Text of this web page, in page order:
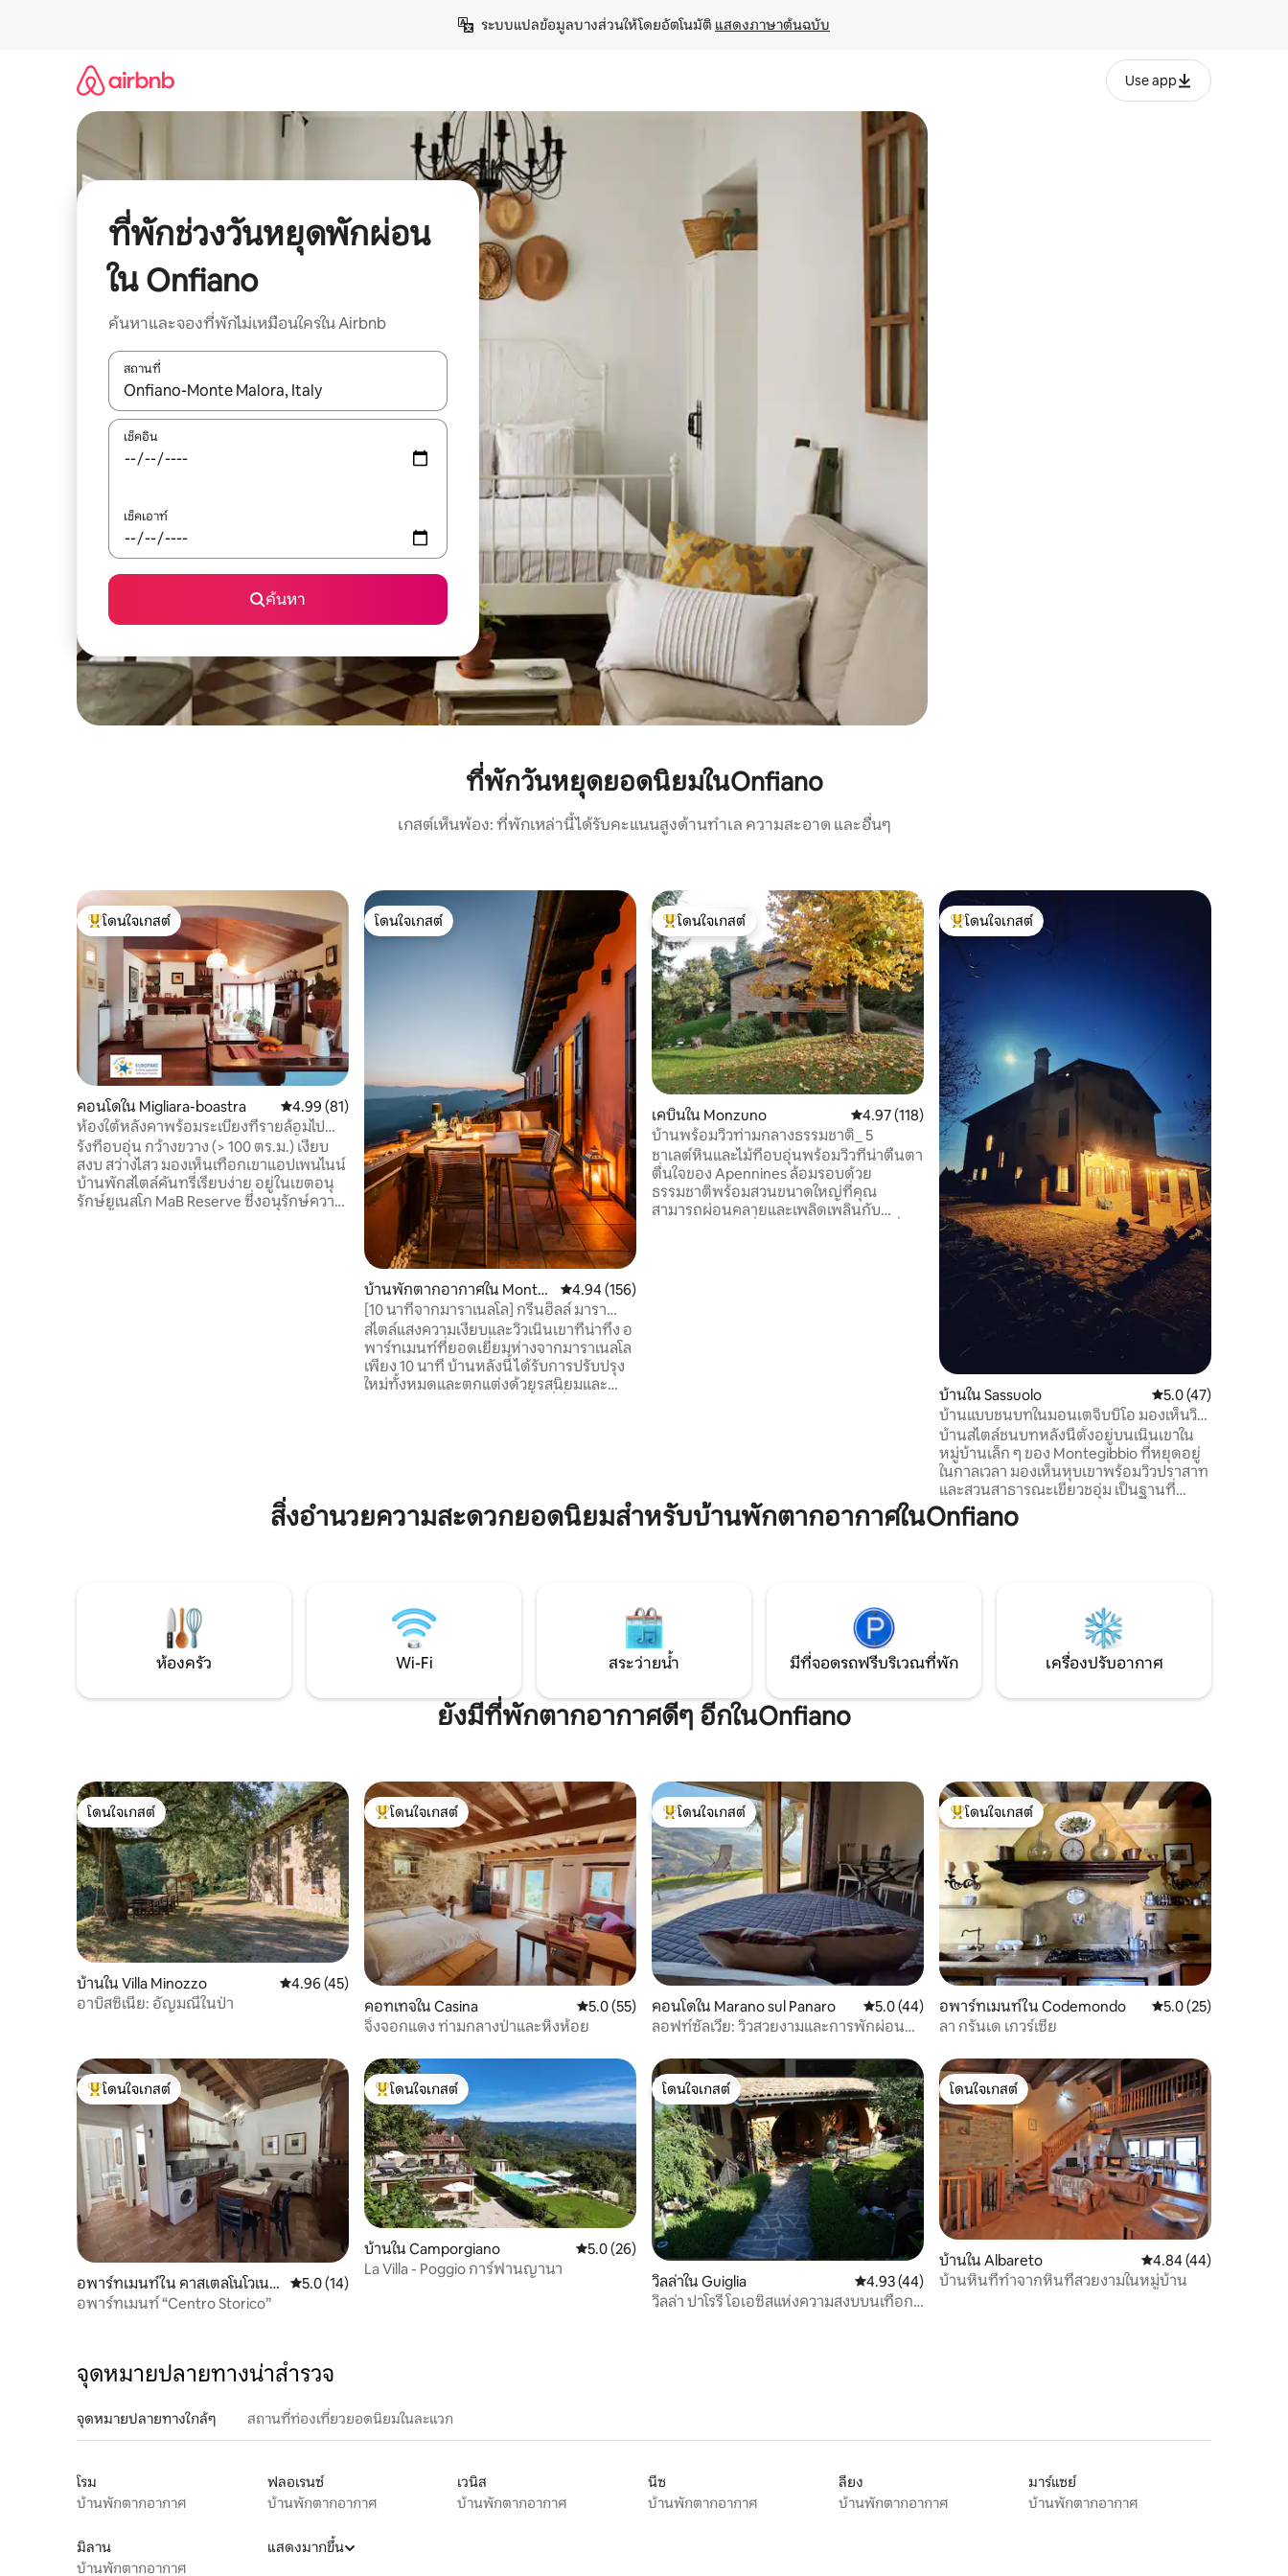
ระบบแปลข้อมูลบางส่วนให้โดยอัตโนมัติ แสดงภาษาต้นฉบับ
Use app
ที่พักช่วงวันหยุดพักผ่อน
ใน Onfiano
ค้นหาและจองที่พักไม่เหมือนใครใน Airbnb
สถานที่
ใช้ลูกศรขึ้นลง หรือใช้การสัมผัสหรือปัด เพื่อสำรวจผลการค้นหา
เช็คอิน
เช็คเอาท์
ค้นหา
ที่พักวันหยุดยอดนิยมในOnfiano
เกสต์เห็นพ้อง: ที่พักเหล่านี้ได้รับคะแนนสูงด้านทำเล ความสะอาด และอื่นๆ
โดนใจเกสต์ที่สุด
โดนใจเกสต์
คอนโดใน Migliara-boastra คะแนนเฉลี่ย 4.99 จาก 5, 81 รีวิว
4.99 (81)
ห้องใต้หลังคาพร้อมระเบียงที่รายล้อมไป
ด้วยต้นไม้สูง 625 เมตรเหนือระดับน้ำทะเล
รังที่อบอุ่น กว้างขวาง (> 100 ตร.ม.) เงียบ
สงบ สว่างไสว มองเห็นเทือกเขาแอปเพนไนน์
บ้านพักสไตล์คันทรี่เรียบง่าย อยู่ในเขตอนุ
รักษ์ยูเนสโก MaB Reserve ซึ่งอนุรักษ์ความ
โดนใจเกสต์
โดนใจเกสต์
บ้านพักตากอากาศใน Monta
gnana
คะแนนเฉลี่ย 4.94 จาก 5, 156 รีวิว
4.94 (156)
[10 นาทีจากมาราเนลโล] กรีนฮิลล์ มารา
เนลโล
สไตล์แสงความเงียบและวิวเนินเขาที่น่าทึ่ง อ
พาร์ทเมนท์ที่ยอดเยี่ยมห่างจากมาราเนลโล
เพียง 10 นาที บ้านหลังนี้ได้รับการปรับปรุง
ใหม่ทั้งหมดและตกแต่งด้วยรสนิยมและ
ธรรมชาติใช้เวลาขับรถ 10 นาทีจากบริการ
ทั้งหมดของเมือง!
โดนใจเกสต์ที่สุด
โดนใจเกสต์
เคบินใน Monzuno คะแนนเฉลี่ย 4.97 จาก 5, 118 รีวิว
4.97 (118)
บ้านพร้อมวิวท่ามกลางธรรมชาติ_ 5
ชาเลต์หินและไม้ที่อบอุ่นพร้อมวิวที่น่าตื่นตา
ตื่นใจของ Apennines ล้อมรอบด้วย
ธรรมชาติพร้อมสวนขนาดใหญ่ที่คุณ
สามารถผ่อนคลายและเพลิดเพลินกับ
โดนใจเกสต์ที่สุด
โดนใจเกสต์
บ้านใน Sassuolo คะแนนเฉลี่ย 5.0 จาก
5.0 (47)
บ้านแบบชนบทในมอนเตจิบบิโอ มองเห็นวิว
ปราสาท
บ้านสไตล์ชนบทหลังนี้ตั้งอยู่บนเนินเขาใน
หมู่บ้านเล็ก ๆ ของ Montegibbio ที่หยุดอยู่
ในกาลเวลา มองเห็นหุบเขาพร้อมวิวปราสาท
และสวนสาธารณะเขียวชอุ่ม เป็นฐานที่
สมบูรณ์แบบสำหรับการสำรวจมอเตอร์วัล
เลย์... หรือเป็นสถานที่ที่เหมาะสำหรับการไม่
เดนา 30 นาที ห่างจาก RCF Arena 40 นาที
สิ่งอำนวยความสะดวกยอดนิยมสำหรับบ้านพักตากอากาศในOnfiano
ห้องครัว Wi-Fi สระว่ายน้ำ มีที่จอดรถฟรีบริเวณที่พัก เครื่องปรับอากาศ
ยังมีที่พักตากอากาศดีๆ อีกในOnfiano
โดนใจเกสต์
โดนใจเกสต์
บ้านใน Villa Minozzo คะแนนเฉลี่ย 4.96 จาก 5, 45 รีวิว
4.96 (45)
อาบิสซิเนีย: อัญมณีในป่า
โดนใจเกสต์ที่สุด
โดนใจเกสต์
คอทเทจใน Casina คะแนนเฉลี่ย 5.0 จาก 5, 55 รีวิว
5.0 (55)
จิ้งจอกแดง ท่ามกลางป่าและหิ่งห้อย
โดนใจเกสต์ที่สุด
โดนใจเกสต์
คอนโดใน Marano sul Panaro คะแนนเฉลี่ย 5.0 จาก 5, 44 รีวิว
5.0 (44)
ลอฟท์ซัลเวีย: วิวสวยงามและการพักผ่อน
โดนใจเกสต์ที่สุด
โดนใจเกสต์
อพาร์ทเมนท์ใน Codemondo คะแนนเฉลี่ย 5.0 จาก
5.0 (25)
ลา กรันเด เกวร์เซีย
โดนใจเกสต์ที่สุด
โดนใจเกสต์
อพาร์ทเมนท์ใน คาสเตลโนโวเนม
อนติ
คะแนนเฉลี่ย 5.0 จาก 5, 14 รีวิว
5.0 (14)
อพาร์ทเมนท์ “Centro Storico”
โดนใจเกสต์ที่สุด
โดนใจเกสต์
บ้านใน Camporgiano คะแนนเฉลี่ย 5.0 จาก 5, 26 รีวิว
5.0 (26)
La Villa - Poggio การ์ฟานญานา
โดนใจเกสต์
โดนใจเกสต์
วิลล่าใน Guiglia คะแนนเฉลี่ย 4.93 จาก 5, 44 รีวิว
4.93 (44)
วิลล่า ปาโรรี โอเอซิสแห่งความสงบบนเทือก
โดนใจเกสต์
โดนใจเกสต์
บ้านใน Albareto คะแนนเฉลี่ย 4.84 จาก
4.84 (44)
บ้านหินที่ทำจากหินที่สวยงามในหมู่บ้าน
จุดหมายปลายทางน่าสำรวจ
จุดหมายปลายทางใกล้ๆ สถานที่ท่องเที่ยวยอดนิยมในละแวก
โรม
บ้านพักตากอากาศ
ฟลอเรนซ์
บ้านพักตากอากาศ
เวนิส
บ้านพักตากอากาศ
นีซ
บ้านพักตากอากาศ
ลียง
บ้านพักตากอากาศ
มาร์แซย์
บ้านพักตากอากาศ
มิลาน
บ้านพักตากอากาศ
แสดงมากขึ้น